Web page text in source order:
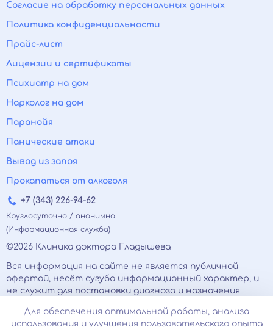
Согласие на обработку персональных данных
Политика конфиденциальности
Прайс-лист
Лицензии и сертификаты
Психиатр на дом
Нарколог на дом
Паранойя
Панические атаки
Вывод из запоя
Прокапаться от алкоголя
+7 (343) 226-94-62
Круглосуточно / анонимно
(Информационная служба)
©2026 Клиника доктора Гладышева
Вся информация на сайте не является публичной
офертой, несёт сугубо информационный характер, и
не служит для постановки диагноза и назначения
Есть противопоказания, необходимо
Для обеспечения оптимальной работы, анализа
использования и улучшения пользовательского опыта